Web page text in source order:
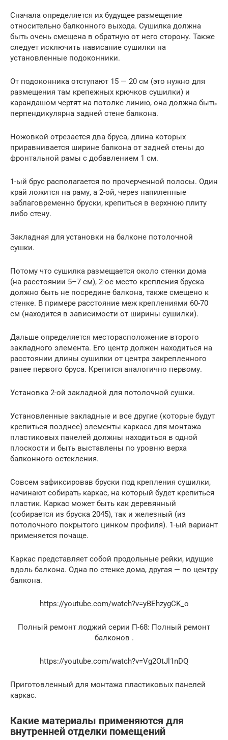
Сначала определяется их будущее размещение
относительно балконного выхода. Сушилка должна
быть очень смещена в обратную от него сторону. Также
следует исключить нависание сушилки на
установленные подоконники.
От подоконника отступают 15 — 20 см (это нужно для
размещения там крепежных крючков сушилки) и
карандашом чертят на потолке линию, она должна быть
перпендикулярна задней стене балкона.
Ножовкой отрезается два бруса, длина которых
приравнивается ширине балкона от задней стены до
фронтальной рамы с добавлением 1 см.
1-ый брус располагается по прочерченной полосы. Один
край ложится на раму, а 2-ой, через напиленные
заблаговременно бруски, крепиться в верхнюю плиту
либо стену.
Закладная для установки на балконе потолочной
сушки.
Потому что сушилка размещается около стенки дома
(на расстоянии 5–7 см), 2-ое место крепления бруска
должно быть не посредине балкона, также смещено к
стенке. В примере расстояние меж креплениями 60-70
см (находится в зависимости от ширины сушилки).
Дальше определяется месторасположение второго
закладного элемента. Его центр должен находиться на
расстоянии длины сушилки от центра закрепленного
ранее первого бруса. Крепится аналогично первому.
Установка 2-ой закладной для потолочной сушки.
Установленные закладные и все другие (которые будут
крепиться позднее) элементы каркаса для монтажа
пластиковых панелей должны находиться в одной
плоскости и быть выставлены по уровню верха
балконного остекления.
Совсем зафиксировав бруски под крепления сушилки,
начинают собирать каркас, на который будет крепиться
пластик. Каркас может быть как деревянный
(собирается из бруска 2045), так и железный (из
потолочного покрытого цинком профиля). 1-ый вариант
применяется почаще.
Каркас представляет собой продольные рейки, идущие
вдоль балкона. Одна по стенке дома, другая — по центру
балкона.
https://youtube.com/watch?v=yBEhzygCK_o
Полный ремонт лоджий серии П-68: Полный ремонт
балконов .
https://youtube.com/watch?v=Vg2OtJl1nDQ
Приготовленный для монтажа пластиковых панелей
каркас.
Какие материалы применяются для
внутренней отделки помещений